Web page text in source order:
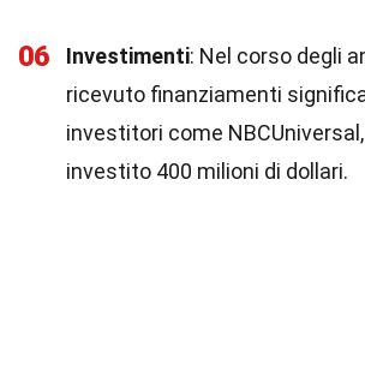
06 Investimenti: Nel corso degli
ricevuto finanziamenti
investitori come
investito 400 milioni di dollari.